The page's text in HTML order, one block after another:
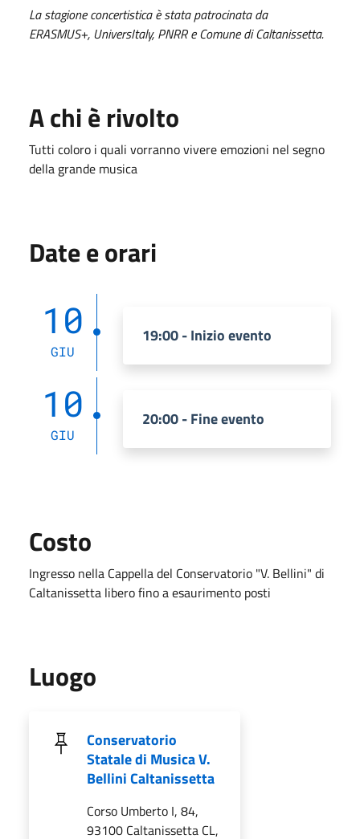
La stagione concertistica è stata patrocinata da
ERASMUS+, UniversItaly, PNRR e Comune di Caltanissetta.
A chi è rivolto
Tutti coloro i quali vorranno vivere emozioni nel segno
della grande musica
Date e orari
10
GIU
19:00 - Inizio evento
10
GIU
20:00 - Fine evento
Costo
Ingresso nella Cappella del Conservatorio "V. Bellini" di
Caltanissetta libero fino a esaurimento posti
Luogo
Conservatorio
Statale di Musica V.
Bellini Caltanissetta
Corso Umberto I, 84,
93100 Caltanissetta CL,